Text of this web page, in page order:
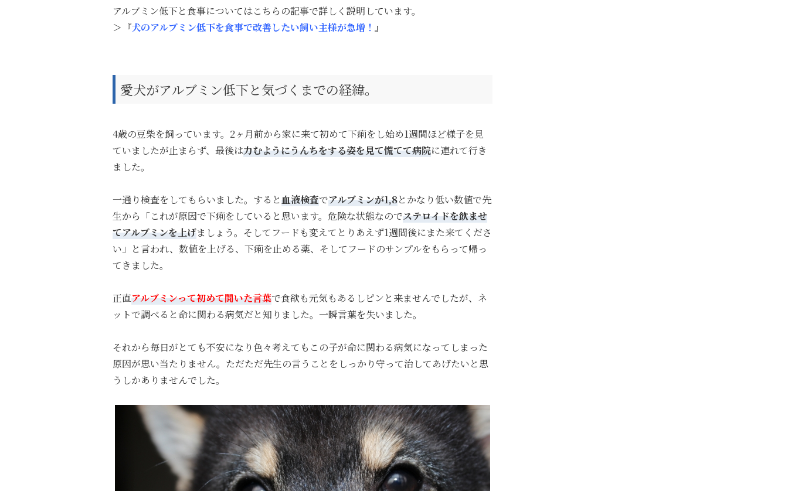
アルブミン低下と食事についてはこちらの記事で詳しく説明しています。
＞ 『犬のアルブミン低下を食事で改善したい飼い主様が急増！ 』
愛犬がアルブミン低下と気づくまでの経緯。
4歳の豆柴を飼っています。2ヶ月前から家に来て初めて下痢をし始め1週間ほど様子を見
ていましたが止まらず、最後は力むようにうんちをする姿を見て慌てて病院に連れて行き
ました。
一通り検査をしてもらいました。すると血液検査でアルブミンが1,8とかなり低い数値で先
生から「これが原因で下痢をしていると思います。危険な状態なのでステロイドを飲ませ
てアルブミンを上げましょう。そしてフードも変えてとりあえず1週間後にまた来てくださ
い」と言われ、数値を上げる、下痢を止める薬、そしてフードのサンプルをもらって帰っ
てきました。
正直アルブミンって初めて聞いた言葉で食欲も元気もあるしピンと来ませんでしたが、ネ
ットで調べると命に関わる病気だと知りました。一瞬言葉を失いました。
それから毎日がとても不安になり色々考えてもこの子が命に関わる病気になってしまった
原因が思い当たりません。ただただ先生の言うことをしっかり守って治してあげたいと思
うしかありませんでした。